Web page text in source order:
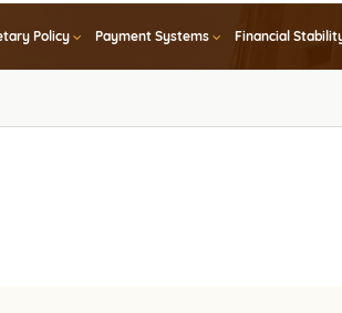
Policy Payment Systems Financial